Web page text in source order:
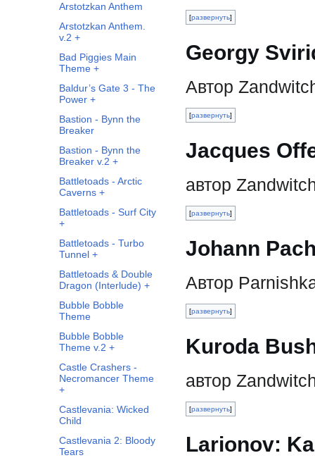
Arstotzkan Anthem
Arstotzkan Anthem.
v.2 +
Bad Piggies Main
Theme +
Baldur’s Gate 3 - The
Power +
Bastion - Bynn the
Breaker
Bastion - Bynn the
Breaker v.2 +
Battletoads - Arctic
Caverns +
Battletoads - Surf City
+
Battletoads - Turbo
Tunnel +
Battletoads & Double
Dragon (Interlude) +
Bubble Bobble
Theme
Bubble Bobble
Theme v.2 +
Castle Crashers -
Necromancer Theme
+
Castlevania: Wicked
Child
Castlevania 2: Bloody
Tears
развернуть
Georgy
Автор
развернуть
Jacques
автор
развернуть
Johann
Автор
развернуть
Kuroda
автор
развернуть
Larionov: